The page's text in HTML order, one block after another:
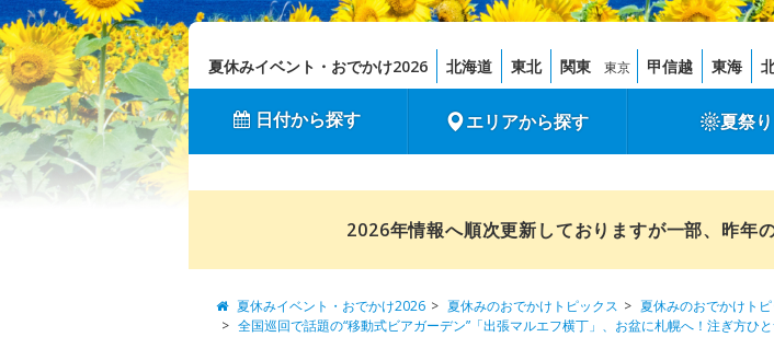
夏休みイベント・おでかけ2026 北海道 東北 関東 東京 甲信越 東海
日付から探す エリアから探す 夏祭り
2026年情報へ順次更新しておりますが一部、昨年
夏休みイベント・おでかけ2026 夏休みのおでかけトピックス
夏休みのおでかけトピ
全国巡回で話題の“移動式ビアガーデン”「出張マルエフ横丁」、お盆に札幌へ！注ぎ方ひ